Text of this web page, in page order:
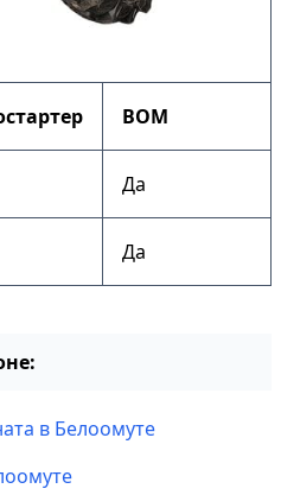
ВОМ
Да
Да
в Белоомуте